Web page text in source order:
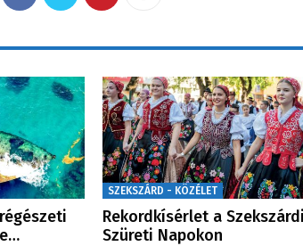
SZEKSZÁRD - KÖZÉLET
Rekordkísérlet a Szekszárdi
Szüreti Napokon